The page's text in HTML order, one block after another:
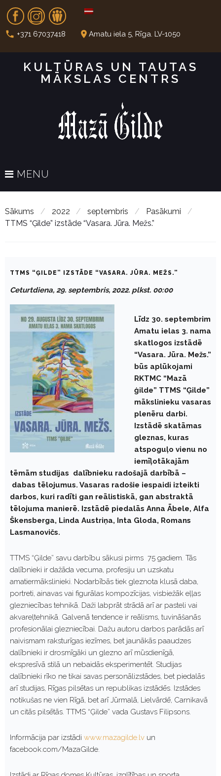
t
Fb In Dr
call +371 67037418 place Amatu iela 5, Rīga. LV-1050
KULTŪRAS UN TAUTAS
MĀKSLAS CENTRS
MENU
Sākums / 2022 / septembris / Pasākumi
/
TTMS “Ģilde” izstāde “Vasara. Jūra. Mežs.”
TTMS “ĢILDE” IZSTĀDE “VASARA. JŪRA. MEŽS.”
Ceturtdiena, 29. septembris, 2022. plkst. 00:00
Līdz 30. septembrim
Amatu ielas 3. nama
skatlogos izstādē
“Vasara. Jūra. Mežs.”
būs aplūkojami
RKTMC “Mazā
ģilde” TTMS “Ģilde”
mākslinieku vasaras
plenēru darbi.
Izstādē skatāmas
gleznas, kuras
atspoguļo vienu no
iemīļotākajām
tēmām studijas dalībnieku radošajā darbībā –
dabas tēlojumus. Vasaras radošie iespaidi izteikti
darbos, kuri radīti gan reālistiskā, gan abstraktā
tēlojuma manierē. Izstādē piedalās Anna Ābele, Alfa
Škensberga, Linda Austriņa, Inta Gloda, Romans
Lasmanovičs.
TTMS “Ģilde” savu darbību sākusi pirms 75 gadiem. Tās
dalībnieki ir dažāda vecuma, profesiju un uzskatu
amatiermākslinieki. Nodarbībās tiek gleznota klusā daba,
portreti, ainavas vai figurālas kompozīcijas, visbiežāk eļļas
glezniecības tehnikā. Daži labprāt strādā arī ar pasteli vai
akvareļtehnikā. Galvenā tendence ir reālisms, tuvināšanās
profesionālai glezniecībai. Dažu autoru darbos parādās arī
naivismam raksturīgas iezīmes, bet jaunākās paaudzes
dalībnieki ir drosmīgāki un glezno arī mūsdienīgā,
ekspresīvā stilā un nebaidās eksperimentēt. Studijas
dalībnieki rīko ne tikai savas personālizstādes, bet piedalās
arī studijas, Rīgas pilsētas un republikas izstādēs. Izstādes
notikušas ne vien Rīgā, bet arī Jūrmalā, Lielvārdē, Carnikavā
un citās pilsētās. TTMS “Ģilde” vada Gustavs Filipsons.
Informācija par izstādi www.mazagilde.lv un
facebook.com/MazaGilde.